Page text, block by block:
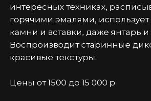
интересных техниках,
горячими эмалями,
камни и вставки, даже янтарь
Воспроизводит старинные
красивые текстуры.
Цены от 1500 до 15 000 р.